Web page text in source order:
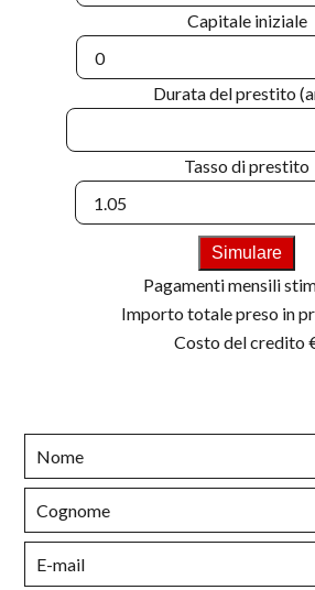
Capitale iniziale
Durata del prestito
Tasso di prestito
Simulare
Pagamenti mensili
Importo totale preso in
Costo del credito